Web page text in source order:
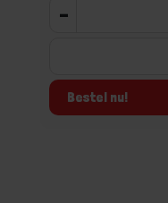
-
Bestel nu!